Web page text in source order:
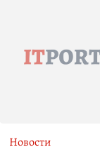
Новости